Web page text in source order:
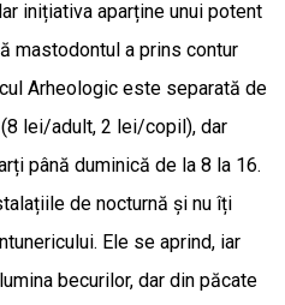
inițiativa aparține unui potent
mastodontul a prins contur
Arheologic este separată de
lei/adult, 2 lei/copil), dar
până duminică de la 8 la 16.
de nocturnă și nu îți
Ele se aprind, iar
becurilor, dar din păcate